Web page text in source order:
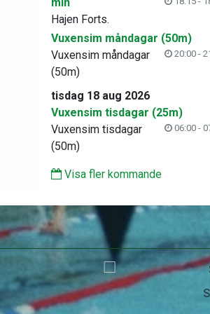
Hajen Forts.
Vuxensim måndagar (50m)
20:00 -
Vuxensim måndagar
(50m)
tisdag 18 aug 2026
Vuxensim tisdagar (25m)
06:00 -
Vuxensim tisdagar
(50m)
Visa fler kommande
Stadium